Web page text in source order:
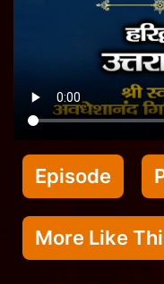
Episode
More Like